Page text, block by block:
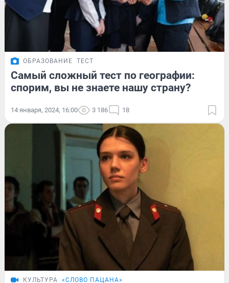
ОБРАЗОВАНИЕ ТЕСТ
Самый сложный тест по географии:
спорим, вы не знаете нашу страну?
14 января, 2024, 16:00 3 186 18
КУЛЬТУРА «СЛОВО ПАЦАНА»